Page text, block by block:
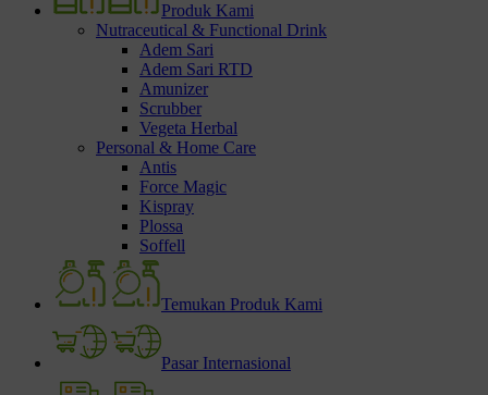
Produk Kami
Nutraceutical & Functional Drink
Adem Sari
Adem Sari RTD
Amunizer
Scrubber
Vegeta Herbal
Personal & Home Care
Antis
Force Magic
Kispray
Plossa
Soffell
Temukan Produk Kami
Pasar Internasional